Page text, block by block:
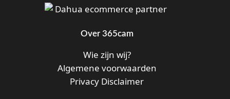
Over 365cam
Wie zijn wij?
Algemene voorwaarden
Privacy Disclaimer